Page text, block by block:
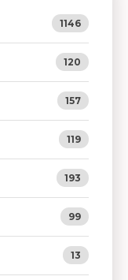
1146
120
157
119
193
99
13